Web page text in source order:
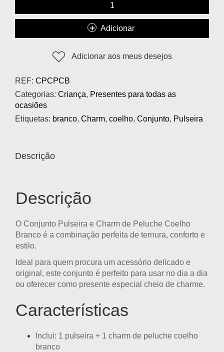
Adicionar
Adicionar aos meus desejos
REF: CPCPCB
Categorias: Criança, Presentes para todas as
ocasiões
Etiquetas: branco, Charm, coelho, Conjunto, Pulseira
Descrição
Descrição
O Conjunto Pulseira e Charm de Peluche Coelho
Branco é a combinação perfeita de ternura, conforto e
estilo.
Ideal para quem procura um acessório delicado e
original, este conjunto é perfeito para usar no dia a dia
ou oferecer como presente especial cheio de charme.
Características
Inclui: 1 pulseira + 1 charm de peluche coelho
branco